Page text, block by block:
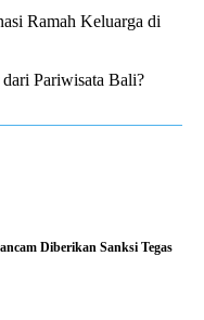
Ramah Keluarga di
Pariwisata Bali?
Diberikan Sanksi Tegas